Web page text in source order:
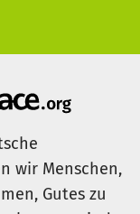
wir Menschen,
Gutes zu